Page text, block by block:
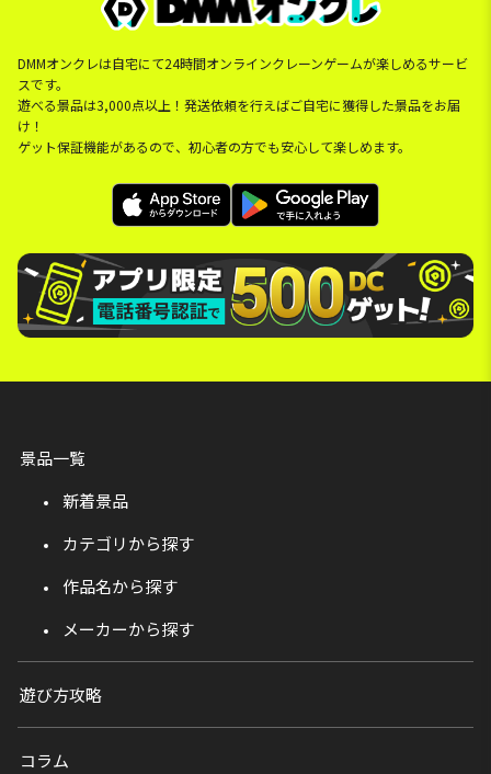
DMMオンクレは自宅にて24時間オンラインクレーンゲームが楽しめるサービ
スです。
遊べる景品は3,000点以上！発送依頼を行えばご自宅に獲得した景品をお届
け！
ゲット保証機能があるので、初心者の方でも安心して楽しめます。
景品一覧
新着景品
カテゴリから探す
作品名から探す
メーカーから探す
遊び方攻略
コラム